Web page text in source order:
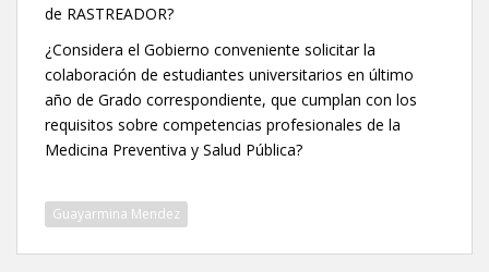
de RASTREADOR?
¿Considera el Gobierno conveniente solicitar la
colaboración de estudiantes universitarios en último
año de Grado correspondiente, que cumplan con los
requisitos sobre competencias profesionales de la
Medicina Preventiva y Salud Pública?
Guayarmina Mendez